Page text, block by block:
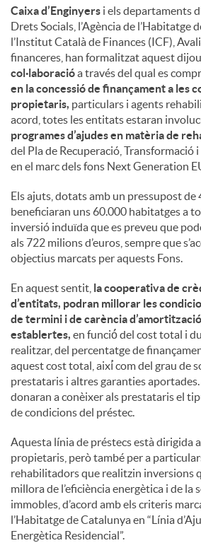
Caixa d’Enginyers i els departaments
Drets Socials, l’Agència de l’Habitatge
l’Institut Català de Finances (ICF),
financeres, han formalitzat aquest
col·laboracióa través del qual es
en la concessió de finançament a les
propietaris, particulars i agents
acord, totes les entitats estaran
programes d’ajudes en matèria de
del Pla de Recuperació, Transformació
en el marc dels fons Next Generation
Els ajuts, dotats amb un pressupost de
beneficiaran uns 60.000 habitatges a
inversió induïda que es preveu que
als 722 milions d’euros, sempre que
objectius marcats per aquests Fons.
En aquest sentit, la cooperativa de
d’entitats, podran millorar les
de termini i de carència
establertes, en funció́ del cost total i
realitzar, del percentatge de
aquest cost total, així́ com del grau de
prestataris i altres garanties aportades.
donaran a conèixer als prestataris el
de condicions del préstec.
Aquesta línia de préstecs està dirigida
propietaris, però també per a
rehabilitadors que realitzin inversions
millora de l’eficiència energètica i de
immobles, d’acord amb els criteris
l’Habitatge de Catalunya en “Línia
Energètica Residencial”.